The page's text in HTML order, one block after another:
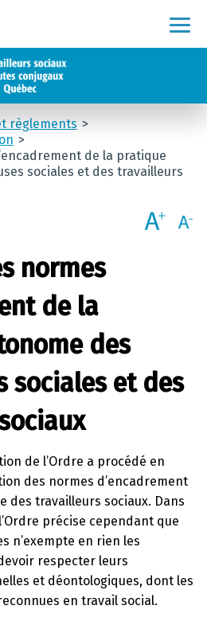
règlements
de la pratique
sociales et des travailleurs
normes
de la
des
sociales et des
de l’Ordre a procédé en
des normes d’encadrement
des travailleurs sociaux. Dans
précise cependant que
n’exempte en rien les
respecter leurs
et déontologiques, dont les
en travail social.